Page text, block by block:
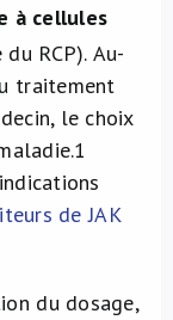
à cellules
RCP). Au-
traitement
le choix
1
de JAK
du dosage,